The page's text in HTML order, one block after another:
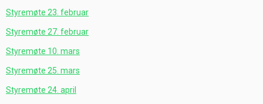
Styremøte 23. februar
Styremøte 27. februar
Styremøte 10. mars
Styremøte 25. mars
Styremøte 24. april